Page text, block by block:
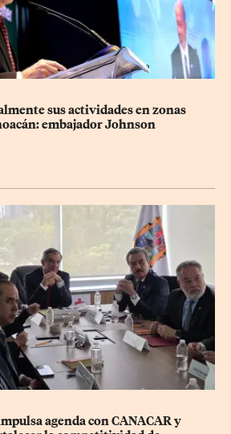
sus actividades en zonas
embajador Johnson
agenda con CANACAR y